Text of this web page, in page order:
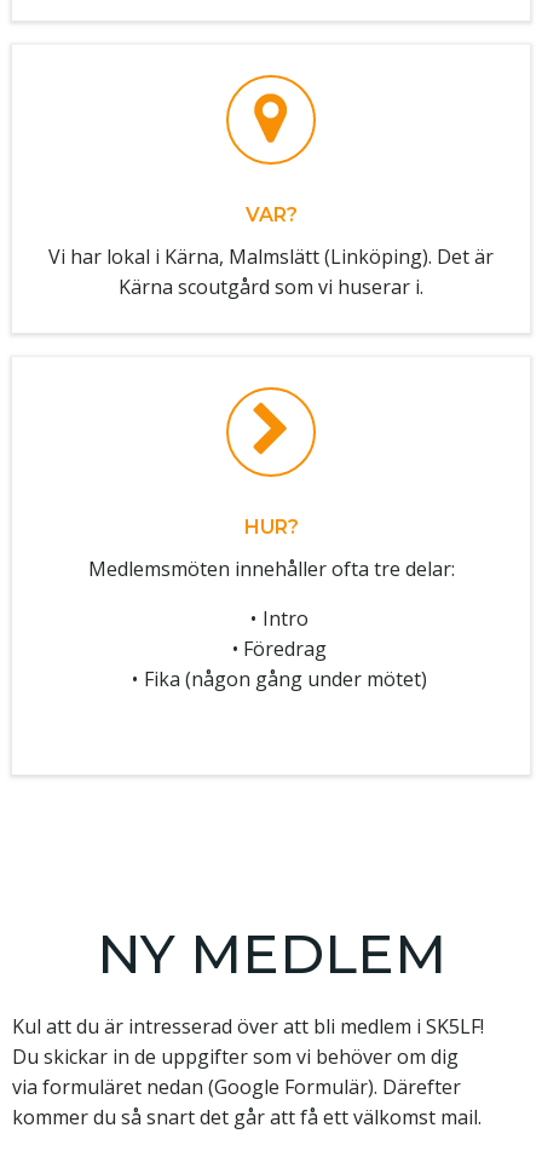
VAR?
Vi har lokal i Kärna, Malmslätt (Linköping). Det är
Kärna scoutgård som vi huserar i.
HUR?
Medlemsmöten innehåller ofta tre delar:
Intro
Föredrag
Fika (någon gång under mötet)
NY MEDLEM
Kul att du är intresserad över att bli medlem i SK5LF!
Du skickar in de uppgifter som vi behöver om dig
via formuläret nedan (Google Formulär). Därefter
kommer du så snart det går att få ett välkomst mail.